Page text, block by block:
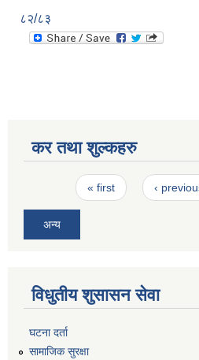
८२/८३
कर तथा शुल्कहरु
Pages« first ‹
अन्य
विधुतीय शुसासन सेवा
घटना दर्ता
सामाजिक सुरक्षा